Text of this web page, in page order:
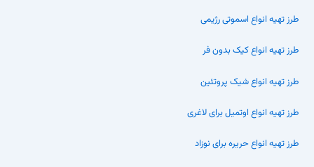
طرز تهیه انواع اسموتی رژیمی
طرز تهیه انواع کیک بدون فر
طرز تهیه انواع شیک پروتئین
طرز تهیه انواع اوتمیل برای لاغری
طرز تهیه انواع حریره برای نوزاد